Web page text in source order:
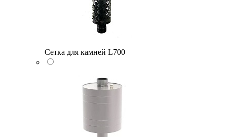
Сетка для камней L700